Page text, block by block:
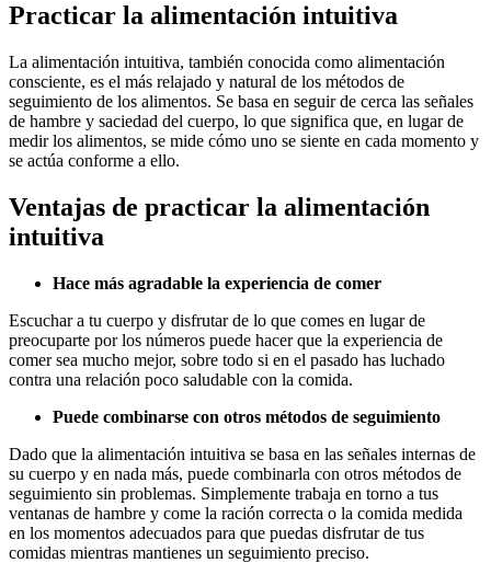
Practicar la alimentación intuitiva
La alimentación intuitiva, también conocida como alimentación
consciente, es el más relajado y natural de los métodos de
seguimiento de los alimentos. Se basa en seguir de cerca las señales
de hambre y saciedad del cuerpo, lo que significa que, en lugar de
medir los alimentos, se mide cómo uno se siente en cada momento y
se actúa conforme a ello.
Ventajas de practicar la alimentación
intuitiva
Hace más agradable la experiencia de comer
Escuchar a tu cuerpo y disfrutar de lo que comes en lugar de
preocuparte por los números puede hacer que la experiencia de
comer sea mucho mejor, sobre todo si en el pasado has luchado
contra una relación poco saludable con la comida.
Puede combinarse con otros métodos de seguimiento
Dado que la alimentación intuitiva se basa en las señales internas de
su cuerpo y en nada más, puede combinarla con otros métodos de
seguimiento sin problemas. Simplemente trabaja en torno a tus
ventanas de hambre y come la ración correcta o la comida medida
en los momentos adecuados para que puedas disfrutar de tus
comidas mientras mantienes un seguimiento preciso.